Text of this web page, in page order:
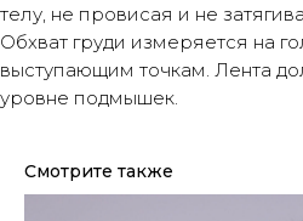
телу, не провисая и не
Обхват груди измеряется на
выступающим точкам. Лента
уровне подмышек.
Смотрите также